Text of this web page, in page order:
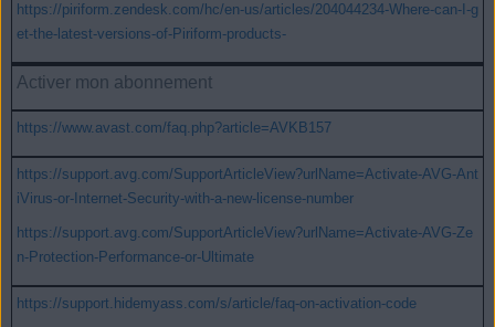
https://piriform.zendesk.com/hc/en-us/articles/204044234-Where-can-I-g
et-the-latest-versions-of-Piriform-products-
Activer mon abonnement
https://www.avast.com/faq.php?article=AVKB157
https://support.avg.com/SupportArticleView?urlName=Activate-AVG-Ant
iVirus-or-Internet-Security-with-a-new-license-number
https://support.avg.com/SupportArticleView?urlName=Activate-AVG-Ze
n-Protection-Performance-or-Ultimate
https://support.hidemyass.com/s/article/faq-on-activation-code